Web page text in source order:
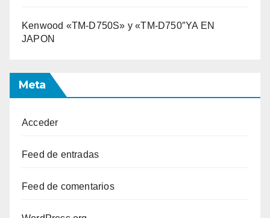
Kenwood «TM-D750S» y «TM-D750″YA EN
JAPON
Meta
Acceder
Feed de entradas
Feed de comentarios